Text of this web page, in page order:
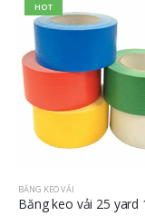
HOT
BĂNG KEO VẢI